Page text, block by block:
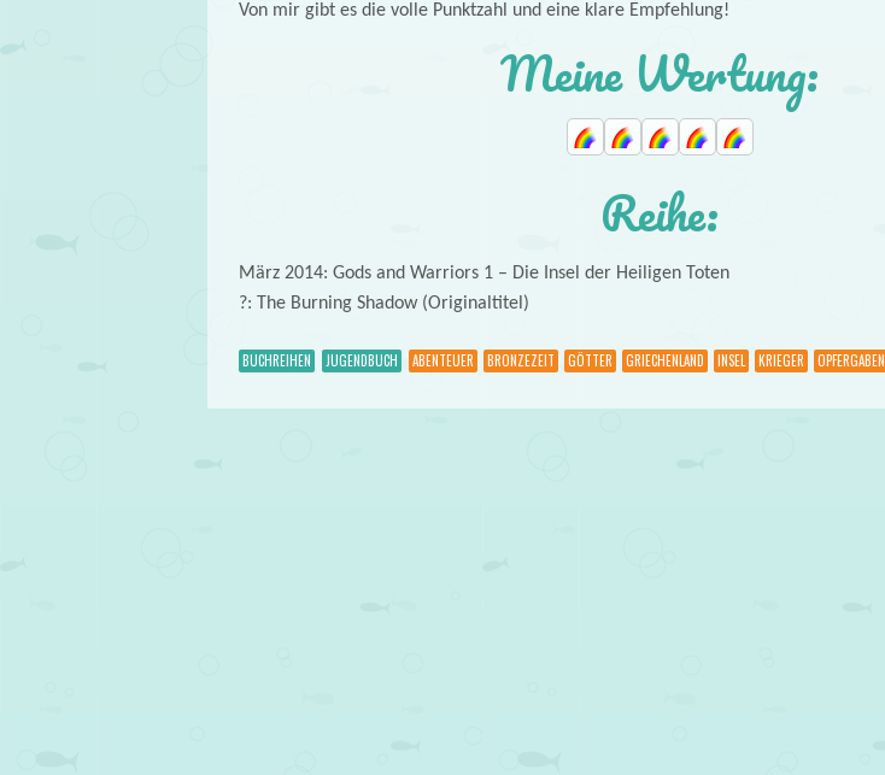
Von mir gibt es die volle Punktzahl und eine klare Empfehlung!
Meine Wertung:
Reihe:
März 2014: Gods and Warriors 1 – Die Insel der Heiligen Toten
?: The Burning Shadow (Originaltitel)
BUCHREIHEN JUGENDBUCH ABENTEUER BRONZEZEIT GÖTTER GRIECHENLAND INSEL KRIEGER OPFERGABEN